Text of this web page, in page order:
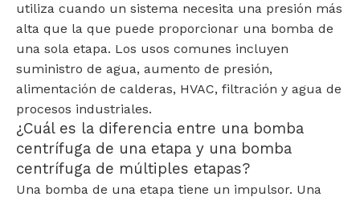
utiliza cuando un sistema necesita una presión más
alta que la que puede proporcionar una bomba de
una sola etapa. Los usos comunes incluyen
suministro de agua, aumento de presión,
alimentación de calderas, HVAC, filtración y agua de
procesos industriales.
¿Cuál es la diferencia entre una bomba
centrífuga de una etapa y una bomba
centrífuga de múltiples etapas?
Una bomba de una etapa tiene un impulsor. Una